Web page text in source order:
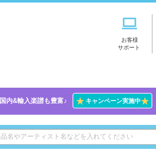
お客様
サポート
国内&輸入楽譜も豊富♪ ★キャンペーン実施中★